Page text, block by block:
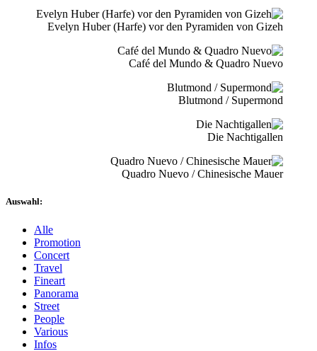
Evelyn Huber (Harfe) vor den Pyramiden von Gizeh
Café del Mundo & Quadro Nuevo
Blutmond / Supermond
Die Nachtigallen
Quadro Nuevo / Chinesische Mauer
Auswahl:
Alle
Promotion
Concert
Travel
Fineart
Panorama
Street
People
Various
Infos